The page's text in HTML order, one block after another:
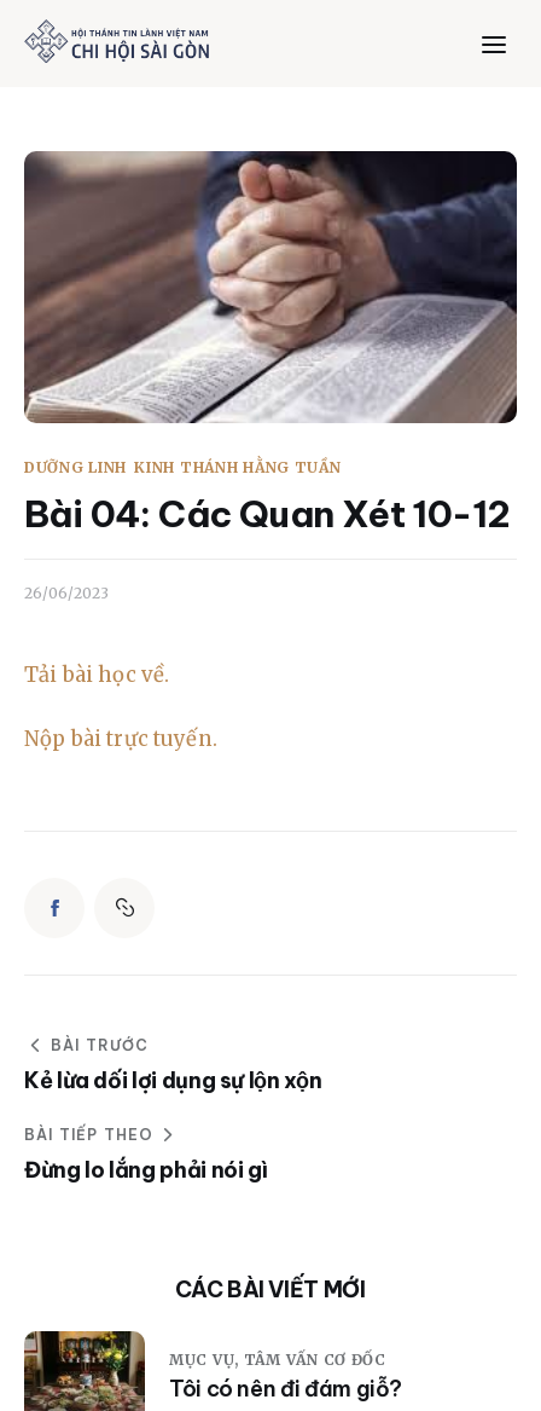
Trang chủ
Giới thiệu
Dưỡng Linh
Thư viện
Bản tin
Mục vụ
Dâng hiến
DƯỠNG LINH KINH THÁNH HẰNG TUẦN
Bài 04: Các Quan Xét 10-12
26/06/2023
Tải bài học về.
Nộp bài trực tuyến.
BÀI TRƯỚC
Kẻ lừa dối lợi dụng sự lộn xộn
BÀI TIẾP THEO
Đừng lo lắng phải nói gì
CÁC BÀI VIẾT MỚI
MỤC VỤ, TÂM VẤN CƠ ĐỐC
Tôi có nên đi đám giỗ?